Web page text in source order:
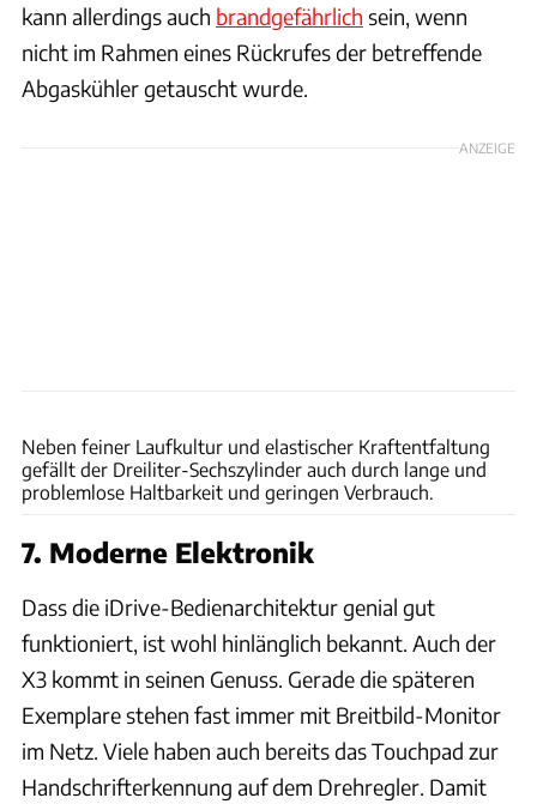
kann allerdings auch brandgefährlich sein, wenn
nicht im Rahmen eines Rückrufes der betreffende
Abgaskühler getauscht wurde.
ANZEIGE
Neben feiner Laufkultur und elastischer Kraftentfaltung
gefällt der Dreiliter-Sechszylinder auch durch lange und
problemlose Haltbarkeit und geringen Verbrauch.
7. Moderne Elektronik
Dass die iDrive-Bedienarchitektur genial gut
funktioniert, ist wohl hinlänglich bekannt. Auch der
X3 kommt in seinen Genuss. Gerade die späteren
Exemplare stehen fast immer mit Breitbild-Monitor
im Netz. Viele haben auch bereits das Touchpad zur
Handschrifterkennung auf dem Drehregler. Damit